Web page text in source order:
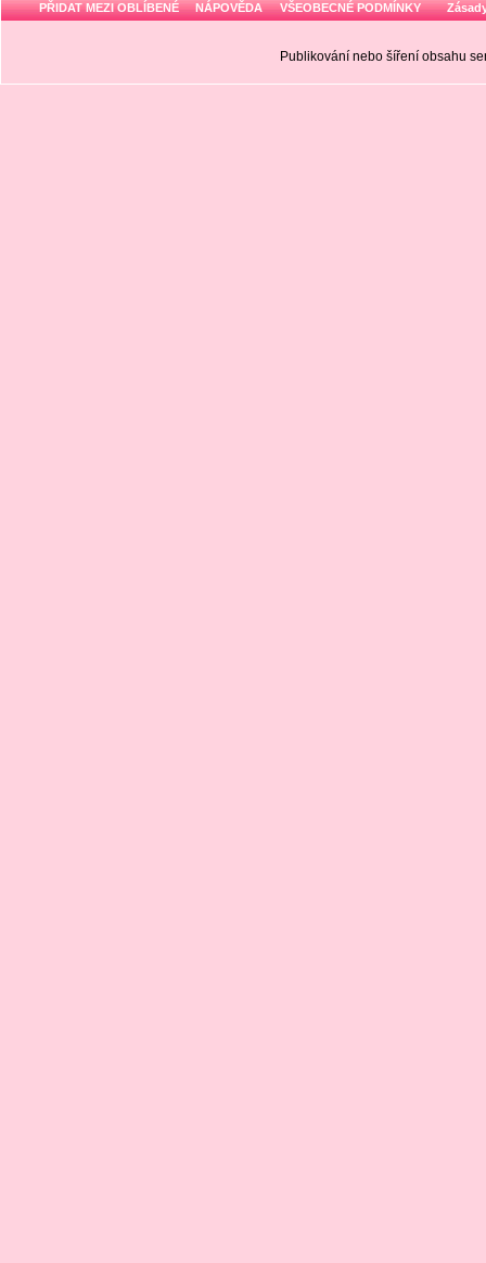
PŘIDAT MEZI OBLÍBENÉ NÁPOVĚDA VŠEOBECNÉ PODMÍNKY
Publikování nebo šíření obsahu